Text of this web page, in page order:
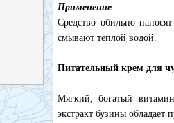
Применение
Средство обильно
смывают теплой водой.
Питательный крем для
Мягкий, богатый
экстракт бузины